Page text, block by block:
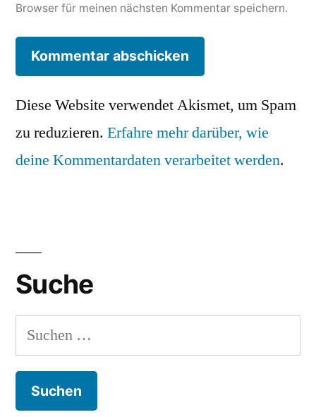
Browser für meinen nächsten Kommentar speichern.
Diese Website verwendet Akismet, um Spam
zu reduzieren. Erfahre mehr darüber, wie
deine Kommentardaten verarbeitet werden.
Suche
Suchen
nach: